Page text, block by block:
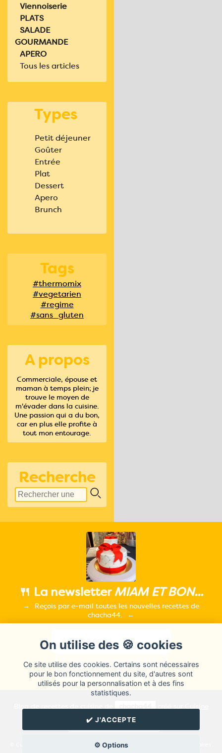
Viennoiserie
PLATS
SALADE
GOURMANDE
APERO
Tous les articles
Types
Petit déjeuner
Goûter
Entrée
Plat
Dessert
Apero
Brunch
Tags
#thermomix
#vegetarien
#regime
#sans_gluten
A propos
Commerciale, épouse et
maman à temps plein; je
trouve le moyen de
m'évader dans la cuisine.
Une passion qui a du bon,
car en plus elle profite à
tout mon entourage.
Recherche
On utilise des 🍪 cookies
Ce site utilise des cookies. Certains sont nécessaires
pour le bon fonctionnement du site, d'autres sont
utilisés pour la personnalisation et à des fins
statistiques.
✔️ J'ACCEPTE
⚙️ Options
🍴 La newsletterMIAM ET BON...
Reçois par e-mail toutes les nouvelles recettes de
chacha44.
✉️ Contacter chacha44
© Cuisine.land : La plateforme de blog spécialisée dans les blogs culinaires.
Créer un blog de cuisine